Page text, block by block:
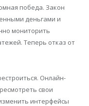
победа. Закон
деньгами и
мониторить
Теперь отказ от
Онлайн-
свои
интерфейсы